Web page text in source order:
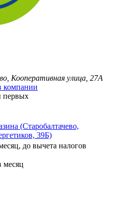
Кооперативная улица, 27А
компании
первых
(Старобалтачево,
39Б)
до вычета налогов
месяц